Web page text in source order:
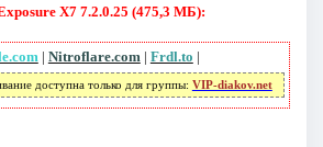
X7 7.2.0.25 (475,3 МБ):
| Nitroflare.com | Frdl.to |
доступна только для группы: VIP-diakov.net